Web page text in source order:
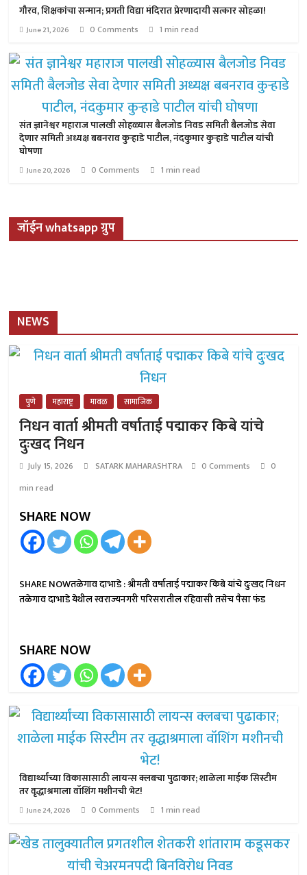
गौरव, शिक्षकांचा सन्मान; प्रगती विद्या मंदिरात प्रेरणादायी सत्कार सोहळा!
June 21, 2026 0 Comments 1 min read
संत ज्ञानेश्वर महाराज पालखी सोहळ्यास बैलजोड निवड समिती बैलजोड सेवा
देणार समिती अध्यक्ष बबनराव कुऱ्हाडे पाटील, नंदकुमार कुऱ्हाडे पाटील यांची
घोषणा
June 20, 2026 0 Comments 1 min read
जॉईन whatsapp ग्रुप
NEWS
पुणे महाराष्ट्र मावळ सामाजिक
निधन वार्ता श्रीमती वर्षाताई पद्माकर किबे यांचे
दुःखद निधन
July 15, 2026 SATARK MAHARASHTRA 0 Comments
0
min read
SHARE NOW
SHARE NOWतळेगाव दाभाडे : श्रीमती वर्षाताई पद्माकर किबे यांचे दुःखद निधन
तळेगाव दाभाडे येथील स्वराज्यनगरी परिसरातील रहिवासी तसेच पैसा फंड
SHARE NOW
विद्यार्थ्यांच्या विकासासाठी लायन्स क्लबचा पुढाकार; शाळेला माईक सिस्टीम
तर वृद्धाश्रमाला वॉशिंग मशीनची भेट!
June 24, 2026 0 Comments 1 min read